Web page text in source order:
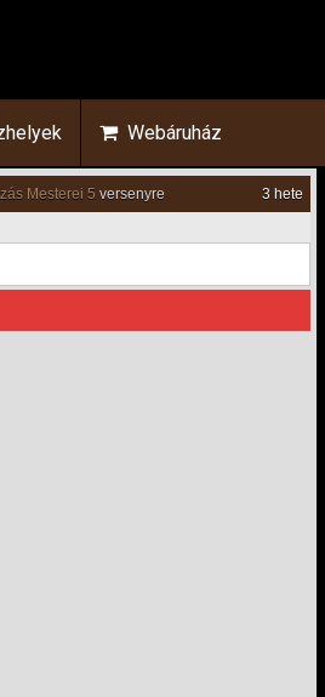
Webáruház
Mesterei 5 versenyre
3 hete